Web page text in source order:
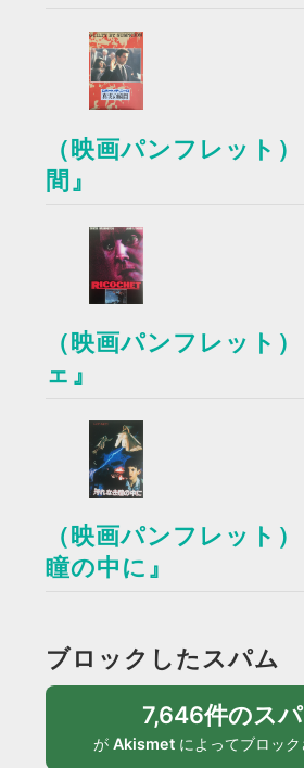
（映画パンフレット
間』
（映画パンフレット
ェ』
（映画パンフレット
瞳の中に』
ブロックしたスパム
7,646件のス
がAkismet によってブロッ